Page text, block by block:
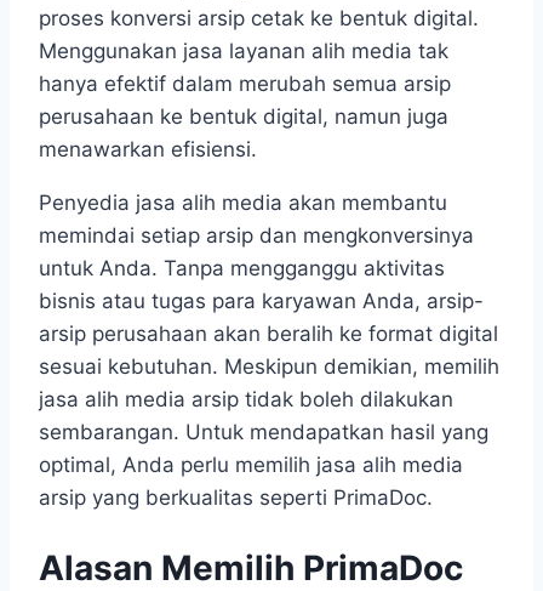
proses konversi arsip cetak ke bentuk digital.
Menggunakan jasa layanan alih media tak
hanya efektif dalam merubah semua arsip
perusahaan ke bentuk digital, namun juga
menawarkan efisiensi.
Penyedia jasa alih media akan membantu
memindai setiap arsip dan mengkonversinya
untuk Anda. Tanpa mengganggu aktivitas
bisnis atau tugas para karyawan Anda, arsip-
arsip perusahaan akan beralih ke format digital
sesuai kebutuhan. Meskipun demikian, memilih
jasa alih media arsip tidak boleh dilakukan
sembarangan. Untuk mendapatkan hasil yang
optimal, Anda perlu memilih jasa alih media
arsip yang berkualitas seperti PrimaDoc.
Alasan Memilih PrimaDoc